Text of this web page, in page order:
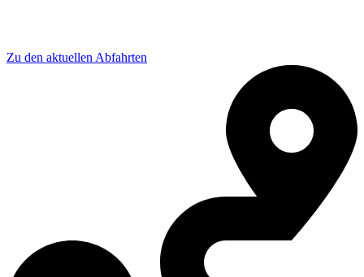
Zu den aktuellen Abfahrten